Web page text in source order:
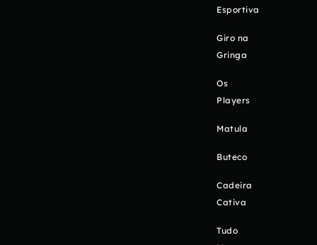
Esportiva
Giro na
Gringa
Os
Players
Matula
Buteco
Cadeira
Cativa
Tudo